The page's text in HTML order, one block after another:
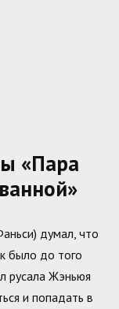
«Пара
думал, что
было до того
русала Жэньюя
и попадать в